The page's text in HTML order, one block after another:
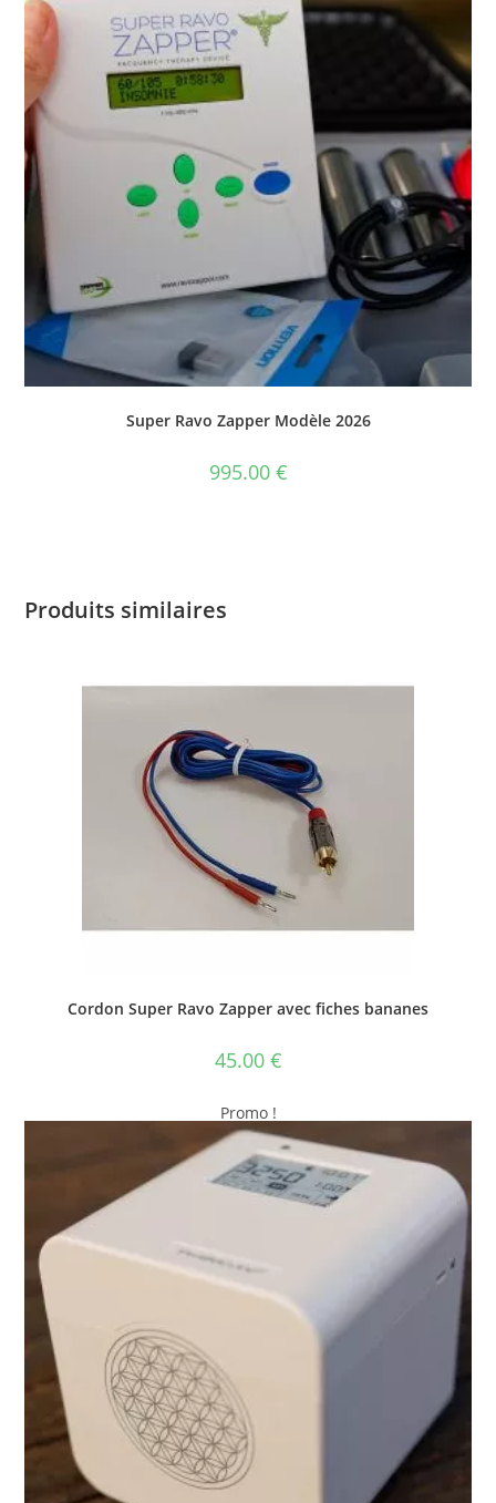
Super Ravo Zapper Modèle 2026
995.00 €
Produits similaires
Cordon Super Ravo Zapper avec fiches bananes
45.00 €
Promo !